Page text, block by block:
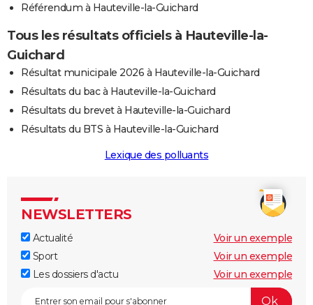
Référendum à Hauteville-la-Guichard
Tous les résultats officiels à Hauteville-la-
Guichard
Résultat municipale 2026 à Hauteville-la-Guichard
Résultats du bac à Hauteville-la-Guichard
Résultats du brevet à Hauteville-la-Guichard
Résultats du BTS à Hauteville-la-Guichard
Lexique des polluants
NEWSLETTERS
Actualité
Voir un exemple
Sport
Voir un exemple
Les dossiers d'actu
Voir un exemple